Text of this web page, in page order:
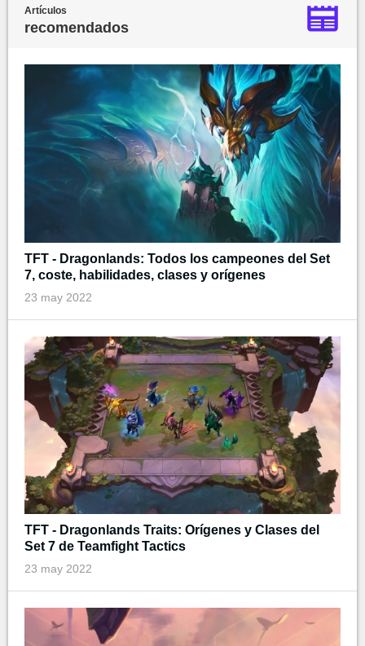
Artículos
recomendados
TFT - Dragonlands: Todos los campeones del Set
7, coste, habilidades, clases y orígenes
23 may 2022
TFT - Dragonlands Traits: Orígenes y Clases del
Set 7 de Teamfight Tactics
23 may 2022